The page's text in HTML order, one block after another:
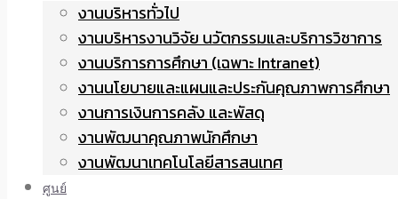
งานบริหารทั่วไป
งานบริหารงานวิจัย นวัตกรรมและบริการวิชาการ
งานบริการการศึกษา (เฉพาะ Intranet)
งานนโยบายและแผนและประกันคุณภาพการศึกษา
งานการเงินการคลัง และพัสดุ
งานพัฒนาคุณภาพนักศึกษา
งานพัฒนาเทคโนโลยีสารสนเทศ
ศูนย์